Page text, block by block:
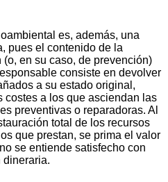
es, además, una
pues el contenido de la
en su caso, de prevención)
consiste en devolver
a su estado original,
costes a los que asciendan las
preventivas o reparadoras. Al
total de los recursos
que prestan, se prima el valor
se entiende satisfecho con
dineraria.